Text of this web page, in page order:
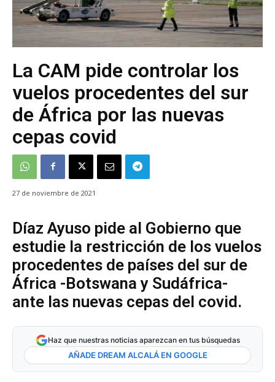
La CAM pide controlar los
vuelos procedentes del sur
de África por las nuevas
cepas covid
27 de noviembre de 2021
Díaz Ayuso pide al Gobierno que
estudie la restricción de los vuelos
procedentes de países del sur de
África -Botswana y Sudáfrica-
ante las nuevas cepas del covid.
Haz que nuestras noticias aparezcan en tus búsquedas
AÑADE DREAM ALCALÁ EN GOOGLE